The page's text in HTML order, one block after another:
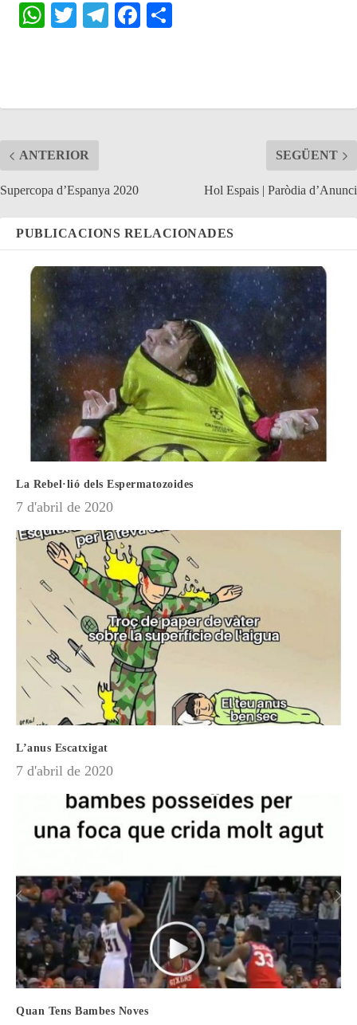
W
pp
T
Te
m
Fa
ANTERIOR
Supercopa d’Espanya 2020
SEGÜENT
Hol Espais | Paròdia d’Anunci
PUBLICACIONS RELACIONADES
La Rebel·lió dels Espermatozoides
7 d'abril de 2020
L’anus Escatxigat
7 d'abril de 2020
Quan Tens Bambes Noves